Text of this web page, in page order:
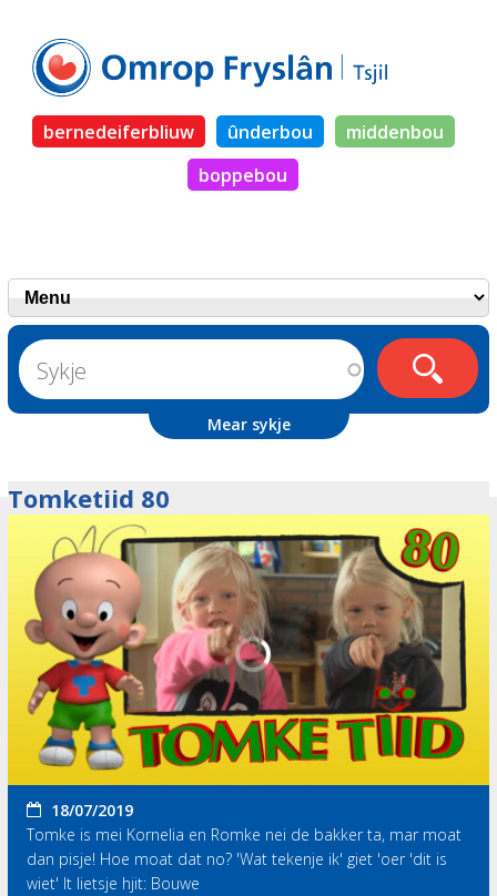
bernedeiferbliuw ûnderbou
middenbou
boppebou
Mear sykje
Tomketiid 80
18/07/2019
Tomke is mei Kornelia en Romke nei de bakker ta, mar moat
dan pisje! Hoe moat dat no? 'Wat tekenje ik' giet 'oer 'dit is
wiet' It lietsje hjit: Bouwe